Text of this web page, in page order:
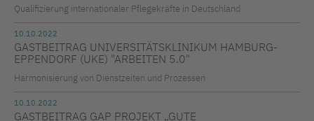
Qualifizierung internationaler Pflegekräfte in Deutschland
10.10.2022
GASTBEITRAG UNIVERSITÄTSKLINIKUM HAMBURG-
EPPENDORF (UKE) "ARBEITEN 5.0"
Harmonisierung von Dienstzeiten und Prozessen
10.10.2022
GASTBEITRAG GAP PROJEKT „GUTE